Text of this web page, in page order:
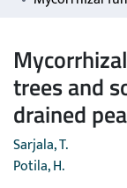
trees and
drained
Sarjala, T.
Potila, H.